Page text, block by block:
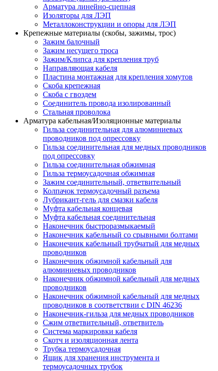
Арматура линейно-сцепная
Изоляторы для ЛЭП
Металлоконструкции и опоры для ЛЭП
Крепежные материалы (скобы, зажимы, трос)
Зажим балочный
Зажим несущего троса
Зажим/Клипса для крепления труб
Направляющая кабеля
Пластина монтажная для крепления хомутов
Скоба крепежная
Скоба с гвоздем
Соединитель провода изолированный
Стальная проволока
Арматура кабельная/Изоляционные материалы
Гильза соединительная для алюминиевых
проводников под опрессовку
Гильза соединительная для медных проводников
под опрессовку
Гильза соединительная обжимная
Гильза термоусадочная обжимная
Зажим соединительный, ответвительный
Колпачок термоусадочный разъема
Лубрикант-гель для смазки кабеля
Муфта кабельная концевая
Муфта кабельная соединительная
Наконечник быстроразмыкаемый
Наконечник кабельный со срывными болтами
Наконечник кабельный трубчатый для медных
проводников
Наконечник обжимной кабельный для
алюминиевых проводников
Наконечник обжимной кабельный для медных
проводников
Наконечник обжимной кабельный для медных
проводников в соответствии с DIN 46236
Наконечник-гильза для медных проводников
Сжим ответвительный, ответвитель
Система маркировки кабеля
Скотч и изоляционная лента
Трубка термоусадочная
Ящик для хранения инструмента и
термоусадочных трубок